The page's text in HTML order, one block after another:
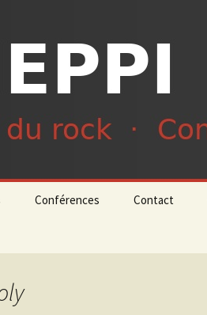
Conférences Contact